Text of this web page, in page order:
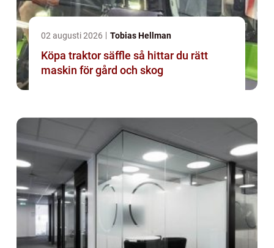
02 augusti 2026 Tobias Hellman
Köpa traktor säffle så hittar du rätt
maskin för gård och skog